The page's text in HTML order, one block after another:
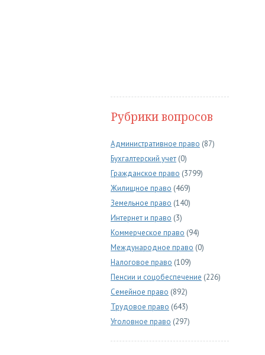
Рубрики вопросов
Административное право (87)
Бухгалтерский учет (0)
Гражданское право (3799)
Жилищное право (469)
Земельное право (140)
Интернет и право (3)
Коммерческое право (94)
Международное право (0)
Налоговое право (109)
Пенсии и соцобеспечение (226)
Семейное право (892)
Трудовое право (643)
Уголовное право (297)